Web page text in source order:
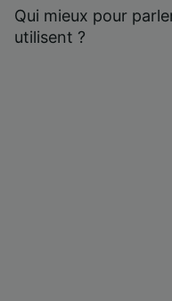
Qui mieux pour
utilisent ?